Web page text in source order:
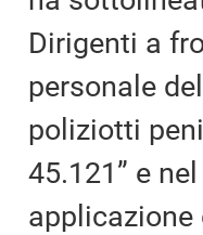
Dirigenti a
personale
poliziotti
45.121” e